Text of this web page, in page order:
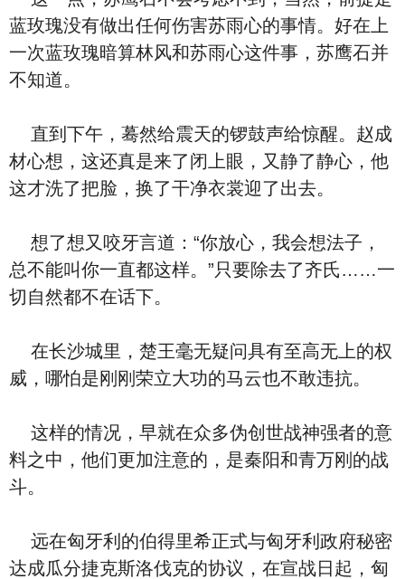
蓝玫瑰没有做出任何伤害苏雨心的事情。好在上
一次蓝玫瑰暗算林风和苏雨心这件事，苏鹰石并
不知道。
直到下午，蓦然给震天的锣鼓声给惊醒。赵成
材心想，这还真是来了闭上眼，又静了静心，他
这才洗了把脸，换了干净衣裳迎了出去。
想了想又咬牙言道：“你放心，我会想法子，
总不能叫你一直都这样。”只要除去了齐氏……一
切自然都不在话下。
在长沙城里，楚王毫无疑问具有至高无上的权
威，哪怕是刚刚荣立大功的马云也不敢违抗。
这样的情况，早就在众多伪创世战神强者的意
料之中，他们更加注意的，是秦阳和青万刚的战
斗。
远在匈牙利的伯得里希正式与匈牙利政府秘密
达成瓜分捷克斯洛伐克的协议，在宣战日起，匈